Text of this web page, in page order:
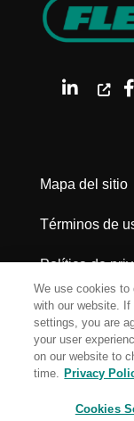
Mapa del sitio
Términos de
Política de
Advertencias
Cookie
We use cookies to
with our website.
settings, you are
your user
on our website to
time. Privacy
Cookies